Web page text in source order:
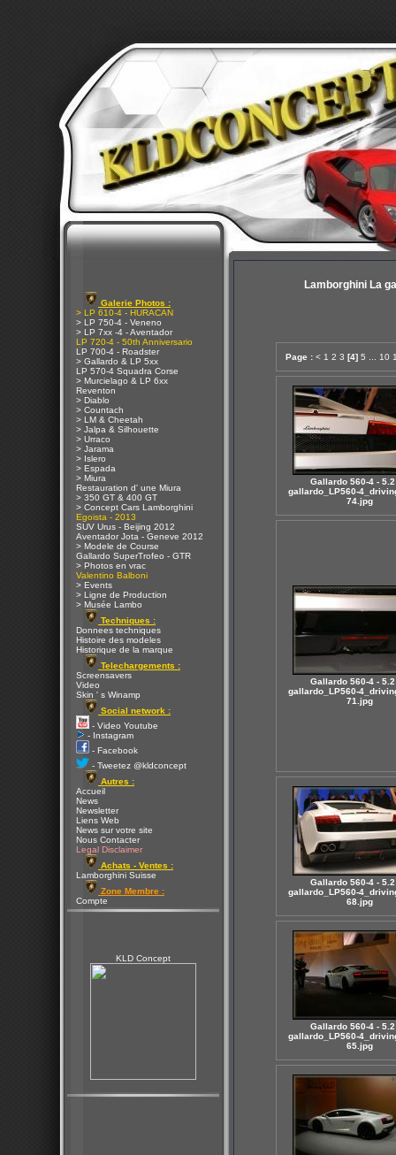
Galerie Photos :
> LP 610-4 - HURACAN
> LP 750-4 - Veneno
> LP 7xx -4 - Aventador
LP 720-4 - 50th Anniversario
LP 700-4 - Roadster
> Gallardo & LP 5xx
LP 570-4 Squadra Corse
> Murcielago & LP 6xx
Reventon
> Diablo
> Countach
> LM & Cheetah
> Jalpa & Silhouette
> Urraco
> Jarama
> Islero
> Espada
> Miura
Restauration d' une Miura
> 350 GT & 400 GT
> Concept Cars Lamborghini
Egoista - 2013
SUV Urus - Beijing 2012
Aventador Jota - Geneve 2012
> Modele de Course
Gallardo SuperTrofeo - GTR
> Photos en vrac
Valentino Balboni
> Events
> Ligne de Production
> Musée Lambo
Techniques :
Donnees techniques
Histoire des modeles
Historique de la marque
Telechargements :
Screensavers
Video
Skin ' s Winamp
Social network :
- Video Youtube
- Instagram
- Facebook
- Tweetez @kldconcept
Autres :
Accueil
News
Newsletter
Liens Web
News sur votre site
Nous Contacter
Legal Disclaimer
Achats - Ventes :
Lamborghini Suisse
Zone Membre :
Compte
KLD Concept
Lamborghini La
Page : < 1 2 3 [4] 5 10
Gallardo 560-4 -
gallardo_LP560-
74.jpg
Gallardo 560-4 -
gallardo_LP560-
71.jpg
Gallardo 560-4 -
gallardo_LP560-
68.jpg
Gallardo 560-4 -
gallardo_LP560-
65.jpg